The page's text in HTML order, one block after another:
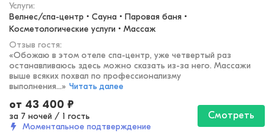
Услуги:
Велнес/спа-центр • Сауна • Паровая баня •
Косметологические услуги • Массаж
Отзыв гостя:
«Обожаю в этом отеле спа-центр, уже четвертый раз
останавливаюсь здесь можно сказать из-за него. Массажи
выше всяких похвал по профессионализму
выполнения...» Читать далее
от 43 400 ₽
за 7 ночей / 1 гость
Моментальное подтверждение
Смотреть